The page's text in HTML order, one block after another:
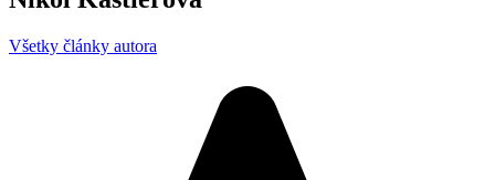
Všetky články autora